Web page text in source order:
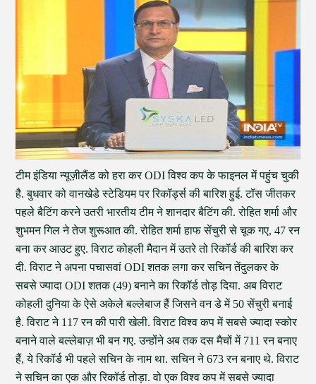
टीम इंडिया न्यूज़ीलैंड को हरा कर ODI विश्व कप के फाइनल में पहुंच चुकी
है. बुधवार को वानखेडे स्टेडियम पर रिकॉर्ड्स की बारिश हुई. टॉस जीतकर
पहले बैटिंग करने उतरी भारतीय टीम ने शानदार बैटिंग की. रोहित शर्मा और
शुभमन गिल ने तेज शुरूआत की. रोहित शर्मा हाफ सेंचुरी से चूक गए, 47 रन
बना कर आउट हुए. विराट कोहली मैदान में उतरे तो रिकॉर्ड की बारिश कर
दी. विराट ने अपना पचासवां ODI शतक लगा कर सचिन तेंदुलकर के
सबसे ज्यादा ODI शतक (49) बनाने का रिकॉर्ड तोड़ दिया. अब विराट
कोहली दुनिया के ऐसे अकेले बल्लेबाज हैं जिसने वन डे में 50 सेंचुरी बनाई
है. विराट ने 117 रन की पारी खेली. विराट विश्व कप में सबसे ज्यादा स्कोर
बनाने वाले बल्लेबाज़ भी बन गए. उन्होंने अब तक दस मैचों में 711 रन बनाए
हैं, ये रिकॉर्ड भी पहले सचिन के नाम था. सचिन ने 673 रन बनाए थे. विराट
ने सचिन का एक और रिकॉर्ड तोड़ा. वो एक विश्व कप में सबसे ज्यादा